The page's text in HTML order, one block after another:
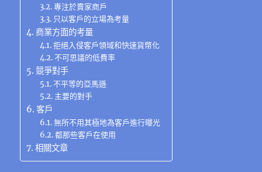
專注於賣家商戶
只以客戶的立場為考量
商業方面的考量
拒絕入侵客戶領域和快速貨幣化
不可思議的低費率
競爭對手
不平等的亞馬遜
主要的對手
客戶
無所不用其極地為客戶進行曝光
都那些客戶在使用
相關文章